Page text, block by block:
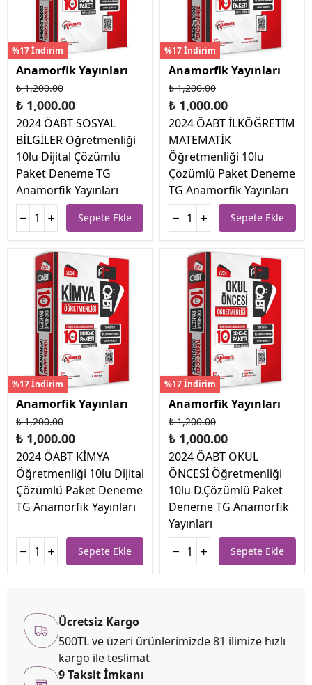
%17 İndirim
Anamorfik Yayınları
₺ 1,200.00
₺ 1,000.00
2024 ÖABT SOSYAL
BİLGİLER Öğretmenliği
10lu Dijital Çözümlü
Paket Deneme TG
Anamorfik Yayınları
Sepete Ekle
%17 İndirim
Anamorfik Yayınları
₺ 1,200.00
₺ 1,000.00
2024 ÖABT İLKÖĞRETİM
MATEMATİK
Öğretmenliği 10lu
Çözümlü Paket Deneme
TG Anamorfik Yayınları
Sepete Ekle
%17 İndirim
Anamorfik Yayınları
₺ 1,200.00
₺ 1,000.00
2024 ÖABT KİMYA
Öğretmenliği 10lu Dijital
Çözümlü Paket Deneme
TG Anamorfik Yayınları
Sepete Ekle
%17 İndirim
Anamorfik Yayınları
₺ 1,200.00
₺ 1,000.00
2024 ÖABT OKUL
ÖNCESİ Öğretmenliği
10lu D.Çözümlü Paket
Deneme TG Anamorfik
Yayınları
Sepete Ekle
Ücretsiz Kargo
500TL ve üzeri ürünlerimizde 81 ilimize hızlı
kargo ile teslimat
9 Taksit İmkanı